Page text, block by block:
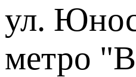
ул.
метро